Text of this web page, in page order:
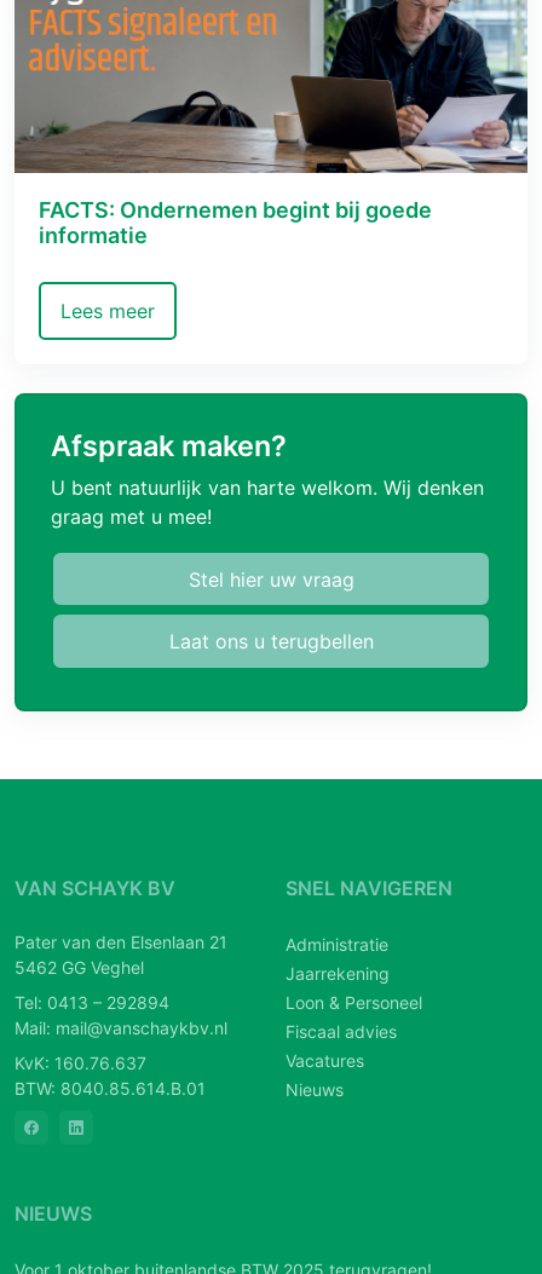
FACTS: Ondernemen begint bij goede
informatie
Lees meer
Afspraak maken?
U bent natuurlijk van harte welkom. Wij denken
graag met u mee!
Stel hier uw vraag
Laat ons u terugbellen
VAN SCHAYK BV
Pater van den Elsenlaan 21
5462 GG Veghel
Tel: 0413 – 292894
Mail: mail@vanschaykbv.nl
KvK: 160.76.637
BTW: 8040.85.614.B.01
SNEL NAVIGEREN
Administratie
Jaarrekening
Loon & Personeel
Fiscaal advies
Vacatures
Nieuws
NIEUWS
Voor 1 oktober buitenlandse BTW 2025 terugvragen!